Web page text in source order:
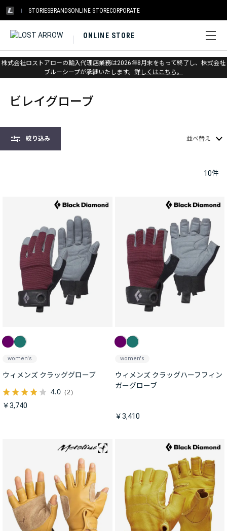
STORIESBRANDSONLINE STORECORPORATE
ONLINE STORE
株式会社ロストアローの輸入代理店業務は2026年8月末をもって終了し、株式会社
ブルーシープが承継いたします。 詳しくはこちら。
ホーム > クライミング > ビレイグローブ
ビレイグローブ
絞り込み 並べ替え
10件
women's
ウィメンズ クラッググローブ
4.0 （2）
￥3,740
women's
ウィメンズ クラッグハーフフィン
ガーグローブ
￥3,410